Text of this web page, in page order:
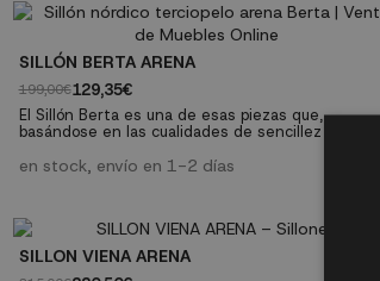
Relleno: Espuma de poliuretano densidad 25D con
núcleo de muelles...
SILLÓN BERTA ARENA
199,00€129,35€
El Sillón Berta es una de esas piezas que,
basándose en las cualidades de sencillez y
impacto decorativo. Es un sillón de clara influencia
tu hogar donde quieras aportar un poco de calidez
y estilo. Características...
en stock, envío en 1-2 días
SILLON VIENA ARENA